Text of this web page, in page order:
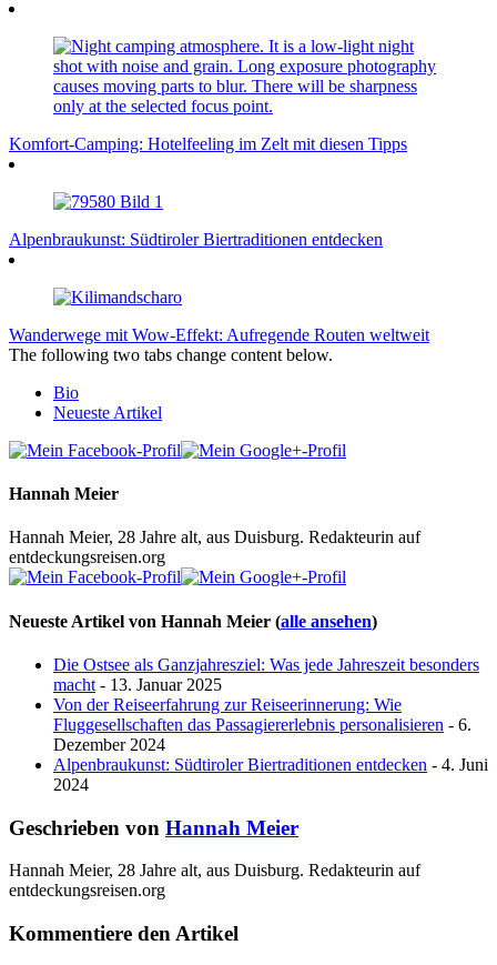
Komfort-Camping: Hotelfeeling im Zelt mit diesen Tipps
Alpenbraukunst: Südtiroler Biertraditionen entdecken
Wanderwege mit Wow-Effekt: Aufregende Routen weltweit
The following two tabs change content below.
Bio
Neueste Artikel
Hannah Meier
Hannah Meier, 28 Jahre alt, aus Duisburg. Redakteurin auf
entdeckungsreisen.org
Neueste Artikel von Hannah Meier (alle ansehen)
Die Ostsee als Ganzjahresziel: Was jede Jahreszeit besonders
macht - 13. Januar 2025
Von der Reiseerfahrung zur Reiseerinnerung: Wie
Fluggesellschaften das Passagiererlebnis personalisieren - 6.
Dezember 2024
Alpenbraukunst: Südtiroler Biertraditionen entdecken - 4. Juni
2024
Geschrieben von Hannah Meier
Hannah Meier, 28 Jahre alt, aus Duisburg. Redakteurin auf
entdeckungsreisen.org
Kommentiere den Artikel